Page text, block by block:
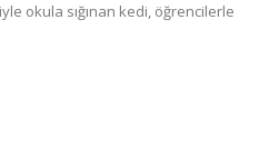
okula sığınan kedi, öğrencilerle